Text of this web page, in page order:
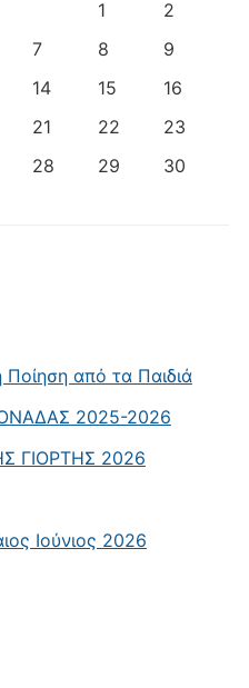
1
2
7 8
9
14 15
16
21 22
23
28 29
30
από τα Παιδιά
2025-2026
ΓΙΟΡΤΗΣ 2026
Ιούνιος 2026